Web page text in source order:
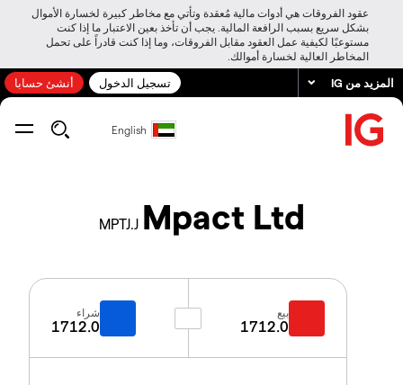
عقود الفروقات هي أدوات مالية مُعقدة وتأتي مع مخاطر كبيرة لخسارة الأموال
بشكل سريع بسبب الرافعة المالية. يجب أن تأخذ بعين الاعتبار ما إذا كنت
مستوعبًا لكيفية عمل العقود مقابل الفروقات، وما إذا كنت قادراً على تحمل
المخاطر العالية لخسارة أموالك.
المزيد من IG تسجيل الدخول أنشئ حسابا
English
Mpact Ltd
MPTJ.J
بيع
1712.0
شراء
1712.0